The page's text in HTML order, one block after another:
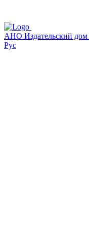
АНО Издательский дом
Рус